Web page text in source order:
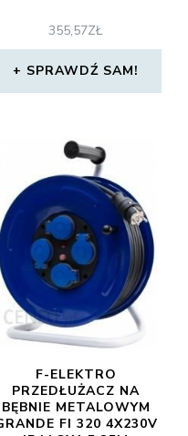
355,57ZŁ
SPRAWDŹ SAM!
F-ELEKTRO
PRZEDŁUŻACZ NA
BĘBNIE METALOWYM
FI 320 4X230V